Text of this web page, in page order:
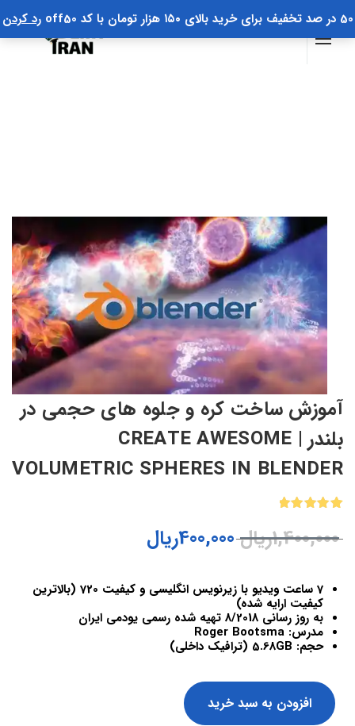
50 در صد تخفیف برای خرید بالای ۱۵۰ هزار تومان با کد off50 رد کردن
آموزش ساخت کره و جلوه های حجمی در
بلندر | CREATE AWESOME
VOLUMETRIC SPHERES IN BLENDER
از 5
در
1,400,000ریال 400,000ریال
7 ساعت ویدیو با زیرنویس انگلیسی و کیفیت 720 (بالاترین
کیفیت ارایه شده)
به روز رسانی 8/2018 تهیه شده رسمی یودمی ایران
مدرس: Roger Bootsma
حجم: 5.68GB (ترافیک داخلی)
افزودن به سبد خرید